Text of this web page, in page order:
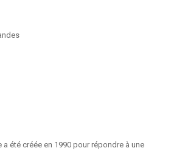
a été créée en 1990 pour répondre à une